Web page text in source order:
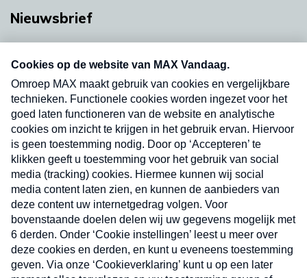
Nieuwsbrief
nieuwsbrief. Elke vrijdag- en dinsdagochtend in
uw mailbox.
Verzend
Nieuwsbrief
Neem hier een gratis abonnement op onze